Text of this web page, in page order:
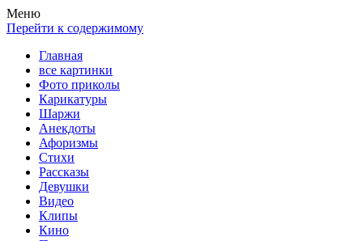
Весела хата — прикольные картинки, смешные истории,
клипы!
Покажем всем ваши фото приколы, карикатуры, шаржи, стихи,
рассказы, видео и песни!
Меню
Перейти к содержимому
Главная
все картинки
Фото приколы
Карикатуры
Шаржи
Анекдоты
Афоризмы
Стихи
Рассказы
Девушки
Видео
Клипы
Кино